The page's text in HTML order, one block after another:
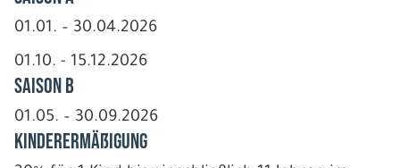
01.01. – 30.04.2026
01.10. - 15.12.2026
Saison B
01.05. – 30.09.2026
Kinderermäßigung